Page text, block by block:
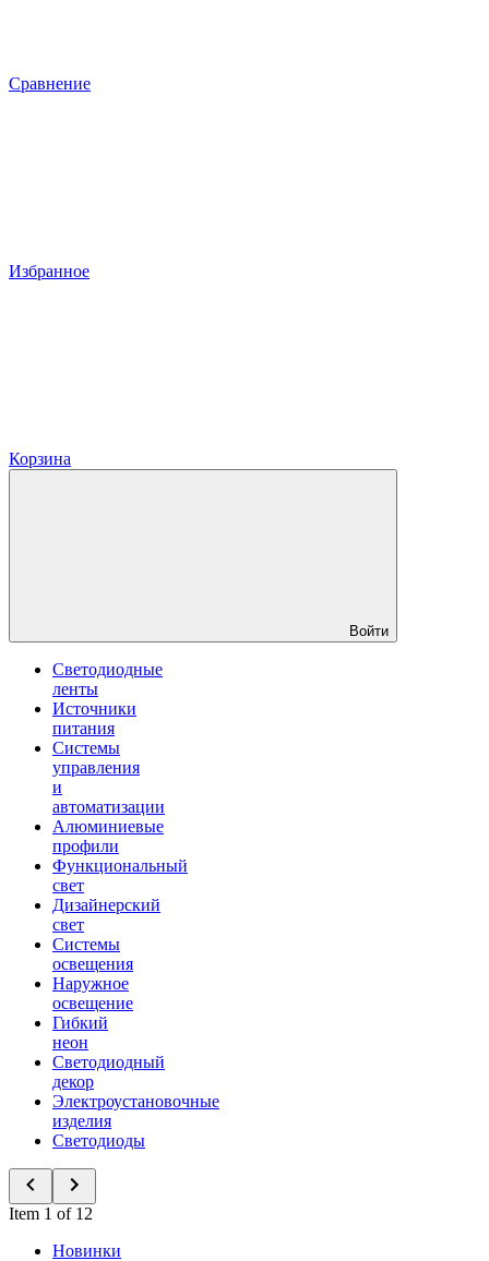
Сравнение
Избранное
Корзина
Войти
Светодиодные
ленты
Источники
питания
Системы
управления
и
автоматизации
Алюминиевые
профили
Функциональный
свет
Дизайнерский
свет
Системы
освещения
Наружное
освещение
Гибкий
неон
Светодиодный
декор
Электроустановочные
изделия
Светодиоды
Item 1 of 12
Новинки